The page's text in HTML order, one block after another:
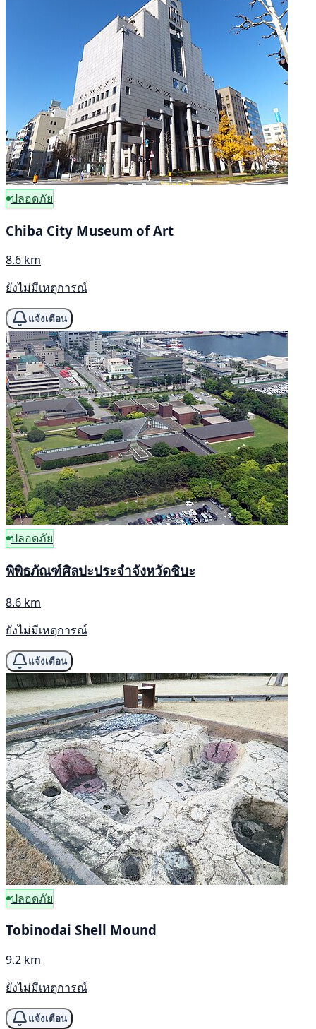
ปลอดภัย
Chiba City Museum of Art
8.6 km
ยังไม่มีเหตุการณ์
แจ้งเตือน
ปลอดภัย
พิพิธภัณฑ์ศิลปะประจำจังหวัดชิบะ
8.6 km
ยังไม่มีเหตุการณ์
แจ้งเตือน
ปลอดภัย
Tobinodai Shell Mound
9.2 km
ยังไม่มีเหตุการณ์
แจ้งเตือน